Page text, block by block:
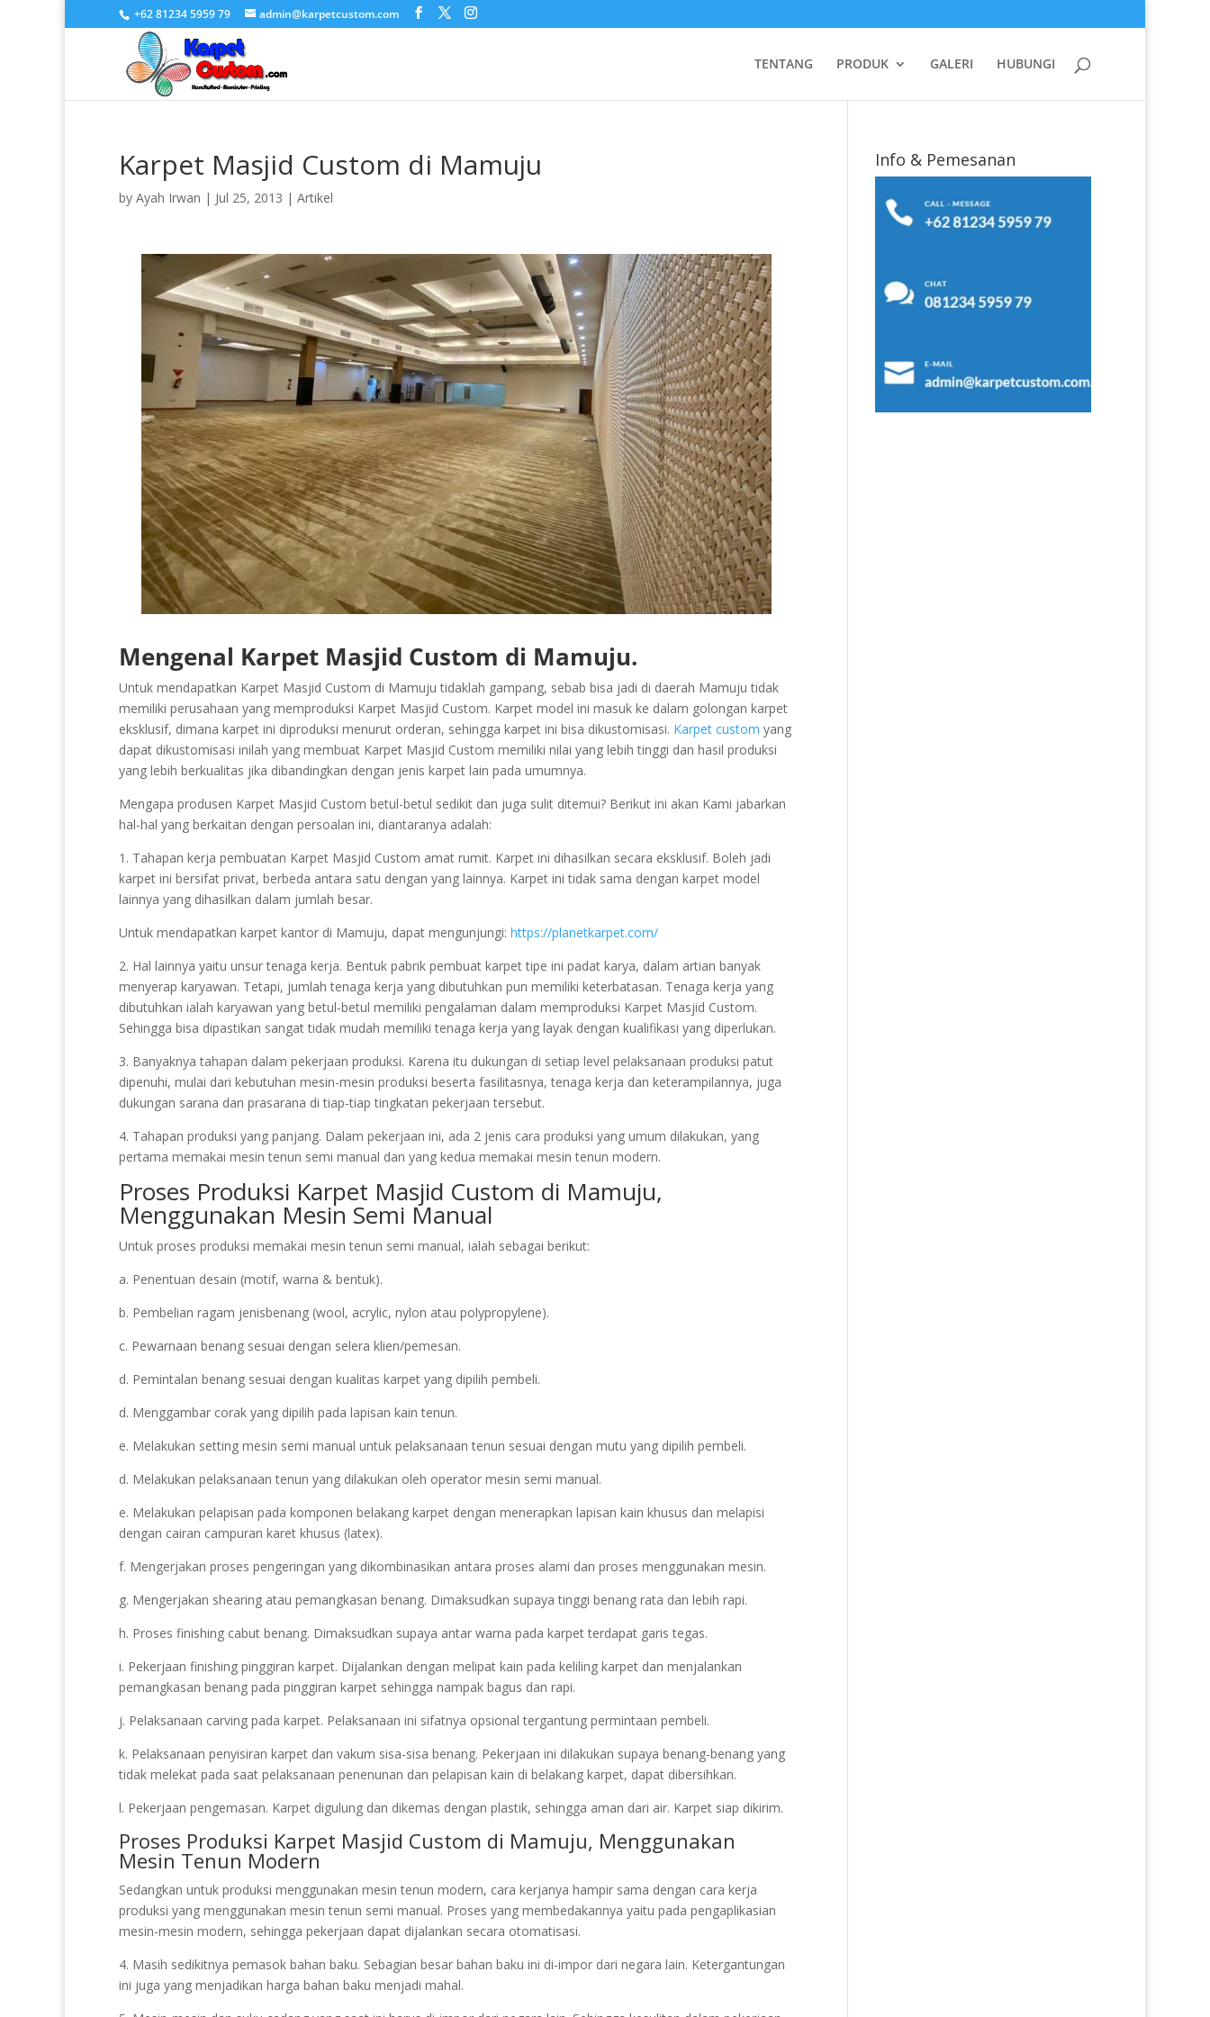
+62 81234 5959 79 admin@karpetcustom.com
TENTANG PRODUK GALERI HUBUNGI
Karpet Masjid Custom di Mamuju
by Ayah Irwan | Jul 25, 2013 | Artikel
Mengenal Karpet Masjid Custom di Mamuju.
Untuk mendapatkan Karpet Masjid Custom di Mamuju tidaklah gampang, sebab bisa jadi di daerah Mamuju tidak
memiliki perusahaan yang memproduksi Karpet Masjid Custom. Karpet model ini masuk ke dalam golongan karpet
eksklusif, dimana karpet ini diproduksi menurut orderan, sehingga karpet ini bisa dikustomisasi. Karpet custom yang
dapat dikustomisasi inilah yang membuat Karpet Masjid Custom memiliki nilai yang lebih tinggi dan hasil produksi
yang lebih berkualitas jika dibandingkan dengan jenis karpet lain pada umumnya.
Mengapa produsen Karpet Masjid Custom betul-betul sedikit dan juga sulit ditemui? Berikut ini akan Kami jabarkan
hal-hal yang berkaitan dengan persoalan ini, diantaranya adalah:
1. Tahapan kerja pembuatan Karpet Masjid Custom amat rumit. Karpet ini dihasilkan secara eksklusif. Boleh jadi
karpet ini bersifat privat, berbeda antara satu dengan yang lainnya. Karpet ini tidak sama dengan karpet model
lainnya yang dihasilkan dalam jumlah besar.
Untuk mendapatkan karpet kantor di Mamuju, dapat mengunjungi: https://planetkarpet.com/
2. Hal lainnya yaitu unsur tenaga kerja. Bentuk pabrik pembuat karpet tipe ini padat karya, dalam artian banyak
menyerap karyawan. Tetapi, jumlah tenaga kerja yang dibutuhkan pun memiliki keterbatasan. Tenaga kerja yang
dibutuhkan ialah karyawan yang betul-betul memiliki pengalaman dalam memproduksi Karpet Masjid Custom.
Sehingga bisa dipastikan sangat tidak mudah memiliki tenaga kerja yang layak dengan kualifikasi yang diperlukan.
3. Banyaknya tahapan dalam pekerjaan produksi. Karena itu dukungan di setiap level pelaksanaan produksi patut
dipenuhi, mulai dari kebutuhan mesin-mesin produksi beserta fasilitasnya, tenaga kerja dan keterampilannya, juga
dukungan sarana dan prasarana di tiap-tiap tingkatan pekerjaan tersebut.
4. Tahapan produksi yang panjang. Dalam pekerjaan ini, ada 2 jenis cara produksi yang umum dilakukan, yang
pertama memakai mesin tenun semi manual dan yang kedua memakai mesin tenun modern.
Proses Produksi Karpet Masjid Custom di Mamuju,
Menggunakan Mesin Semi Manual
Untuk proses produksi memakai mesin tenun semi manual, ialah sebagai berikut:
a. Penentuan desain (motif, warna & bentuk).
b. Pembelian ragam jenisbenang (wool, acrylic, nylon atau polypropylene).
c. Pewarnaan benang sesuai dengan selera klien/pemesan.
d. Pemintalan benang sesuai dengan kualitas karpet yang dipilih pembeli.
d. Menggambar corak yang dipilih pada lapisan kain tenun.
e. Melakukan setting mesin semi manual untuk pelaksanaan tenun sesuai dengan mutu yang dipilih pembeli.
d. Melakukan pelaksanaan tenun yang dilakukan oleh operator mesin semi manual.
e. Melakukan pelapisan pada komponen belakang karpet dengan menerapkan lapisan kain khusus dan melapisi
dengan cairan campuran karet khusus (latex).
f. Mengerjakan proses pengeringan yang dikombinasikan antara proses alami dan proses menggunakan mesin.
g. Mengerjakan shearing atau pemangkasan benang. Dimaksudkan supaya tinggi benang rata dan lebih rapi.
h. Proses finishing cabut benang. Dimaksudkan supaya antar warna pada karpet terdapat garis tegas.
i. Pekerjaan finishing pinggiran karpet. Dijalankan dengan melipat kain pada keliling karpet dan menjalankan
pemangkasan benang pada pinggiran karpet sehingga nampak bagus dan rapi.
j. Pelaksanaan carving pada karpet. Pelaksanaan ini sifatnya opsional tergantung permintaan pembeli.
k. Pelaksanaan penyisiran karpet dan vakum sisa-sisa benang. Pekerjaan ini dilakukan supaya benang-benang yang
tidak melekat pada saat pelaksanaan penenunan dan pelapisan kain di belakang karpet, dapat dibersihkan.
l. Pekerjaan pengemasan. Karpet digulung dan dikemas dengan plastik, sehingga aman dari air. Karpet siap dikirim.
Proses Produksi Karpet Masjid Custom di Mamuju, Menggunakan
Mesin Tenun Modern
Sedangkan untuk produksi menggunakan mesin tenun modern, cara kerjanya hampir sama dengan cara kerja
produksi yang menggunakan mesin tenun semi manual. Proses yang membedakannya yaitu pada pengaplikasian
mesin-mesin modern, sehingga pekerjaan dapat dijalankan secara otomatisasi.
4. Masih sedikitnya pemasok bahan baku. Sebagian besar bahan baku ini di-impor dari negara lain. Ketergantungan
ini juga yang menjadikan harga bahan baku menjadi mahal.
Info & Pemesanan